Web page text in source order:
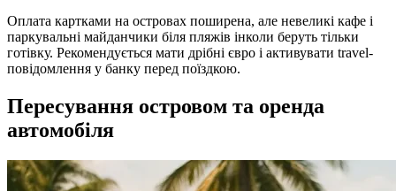
Оплата картками на островах поширена, але невеликі кафе і
паркувальні майданчики біля пляжів інколи беруть тільки
готівку. Рекомендується мати дрібні євро і активувати travel-
повідомлення у банку перед поїздкою.
Пересування островом та оренда
автомобіля